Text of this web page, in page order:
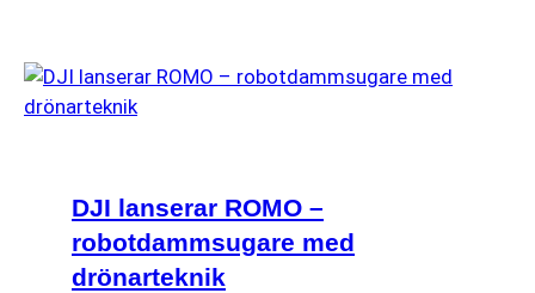
DJI lanserar ROMO –
robotdammsugare med
drönarteknik